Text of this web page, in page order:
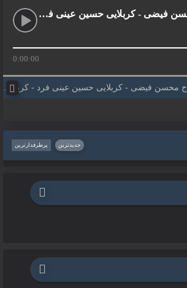
بخش اول - حاج محسن فیضی - کربلایی حسین عینی فرد - کربلایی امیر جوان
0:00:00
فیضی - کربلایی حسین عینی فرد - کربلایی امیر جوان
پرطرفدارترین جدیدترین